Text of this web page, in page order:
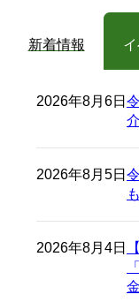
新着情報
2026年8月6日
2026年8月5日
2026年8月4日